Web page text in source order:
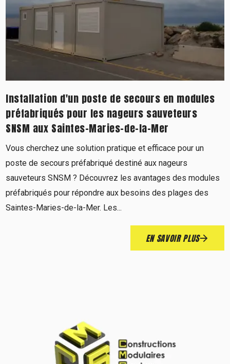
Installation d'un poste de secours en modules
préfabriqués pour les nageurs sauveteurs
SNSM aux Saintes-Maries-de-la-Mer
Vous cherchez une solution pratique et efficace pour un
poste de secours préfabriqué destiné aux nageurs
sauveteurs SNSM ? Découvrez les avantages des modules
préfabriqués pour répondre aux besoins des plages des
Saintes-Maries-de-la-Mer. Les...
EN SAVOIR PLUS